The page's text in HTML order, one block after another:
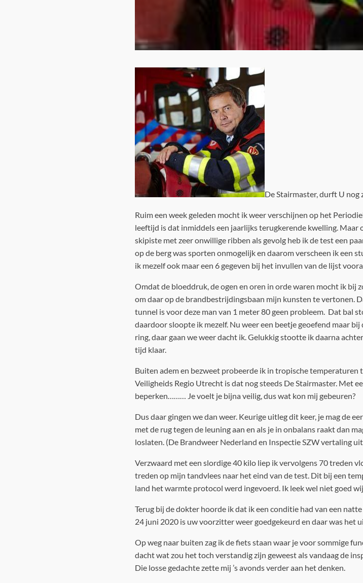
De Stairmaster, durft U nog
Ruim een week geleden mocht ik weer verschijnen op het
leeftijd is dat inmiddels een jaarlijks terugkerende kwelling. Maar
skipiste met zeer onwillige ribben als gevolg heb ik de test een
op de berg was sporten onmogelijk en daarom verscheen ik een
ik mezelf ook maar een 6 gegeven bij het invullen van de lijst
Omdat de bloeddruk, de ogen en oren in orde waren mocht ik bij
om daar op de brandbestrijdingsbaan mijn kunsten te vertonen.
tunnel is voor deze man van 1 meter 80 geen probleem. Dat bal
daardoor sloopte ik mezelf. Nu weer een beetje geoefend maar
ring, daar gaan we weer dacht ik. Gelukkig stootte ik daarna
tijd klaar.
Buiten adem en bezweet probeerde ik in tropische
Veiligheids Regio Utrecht is dat nog steeds De Stairmaster. Met
beperken……… Je voelt je bijna veilig, dus wat kon mij gebeuren?
Dus daar gingen we dan weer. Keurige uitleg dit keer, je mag de
met de rug tegen de leuning aan en als je in onbalans raakt dan
loslaten. (De Brandweer Nederland en Inspectie SZW vertaling
Verzwaard met een slordige 40 kilo liep ik vervolgens 70 treden
treden op mijn tandvlees naar het eind van de test. Dit bij een
land het warmte protocol werd ingevoerd. Ik leek wel niet goed
Terug bij de dokter hoorde ik dat ik een conditie had van een
24 juni 2020 is uw voorzitter weer goedgekeurd en daar was het
Op weg naar buiten zag ik de fiets staan waar je voor sommige
dacht wat zou het toch verstandig zijn geweest als vandaag de
Die losse gedachte zette mij ’s avonds verder aan het denken.